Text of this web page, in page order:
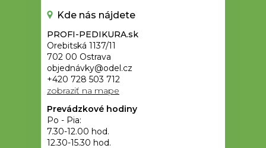
Kde nás nájdete
PROFI-PEDIKURA.sk
Orebitská 1137/11
702 00 Ostrava
objednávky@odel.cz
+420 728 503 712
zobraziť na mape
Prevádzkové hodiny
Po - Pia:
7.30-12.00 hod.
12.30-15.30 hod.